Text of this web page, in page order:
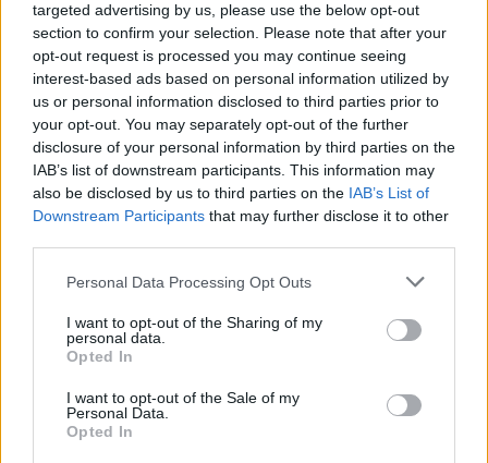
targeted advertising by us, please use the below opt-out
section to confirm your selection. Please note that after your
opt-out request is processed you may continue seeing
interest-based ads based on personal information utilized by
us or personal information disclosed to third parties prior to
your opt-out. You may separately opt-out of the further
disclosure of your personal information by third parties on the
IAB’s list of downstream participants. This information may
also be disclosed by us to third parties on the IAB’s List of
Downstream Participants that may further disclose it to other
Personal Data Processing Opt Outs
I want to opt-out of the Sharing of my
personal data.
Opted In
I want to opt-out of the Sale of my
Personal Data.
Opted In
they made up this brew, and they said the anaconda
will appear to you ... but no anaconda appeared."
"Nous sommes allés voir un (chaman) dans une cabane
dans la jungle. Il a chanté ces belles mélodies, puis ils ont
préparé ce breuvage, et ils ont dit 'l'anaconda vous
apparaîtra...' mais aucun anaconda n'est apparu."